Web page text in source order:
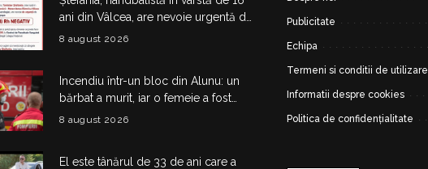
ani din Vâlcea, are nevoie urgentă de
sânge. Apel pentru donatori cu
8 august 2026
Incendiu într-un bloc din Alunu: un
bărbat a murit, iar o femeie a fost
salvată din apartamentul cuprins de
8 august 2026
El este tânărul de 33 de ani care a
Publicitate
Echipa
Termeni si conditii de utilizare
Informatii despre cookies
Politica de confidențialitate